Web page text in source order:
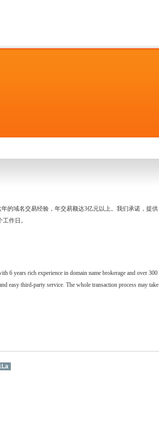
的域名交易经验，年交易额达3亿元以上。我们承诺，提供
作日。
6 years rich experience in domain name brokerage and over 300
easy third-party service. The whole transaction process may take